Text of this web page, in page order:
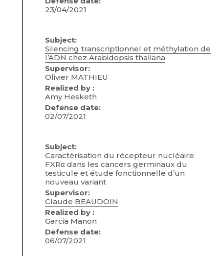
23/04/2021
Subject:
Silencing transcriptionnel et méthylation de
l’ADN chez Arabidopsis thaliana
Supervisor:
Olivier MATHIEU
Realized by :
Amy Hesketh
Defense date:
02/07/2021
Subject:
Caractérisation du récepteur nucléaire
FXRα dans les cancers germinaux du
testicule et étude fonctionnelle d’un
nouveau variant
Supervisor:
Claude BEAUDOIN
Realized by :
Garcia Manon
Defense date:
06/07/2021